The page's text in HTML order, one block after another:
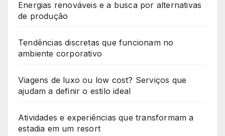
Energias renováveis e a busca por alternativas
de produção
Tendências discretas que funcionam no
ambiente corporativo
Viagens de luxo ou low cost? Serviços que
ajudam a definir o estilo ideal
Atividades e experiências que transformam a
estadia em um resort